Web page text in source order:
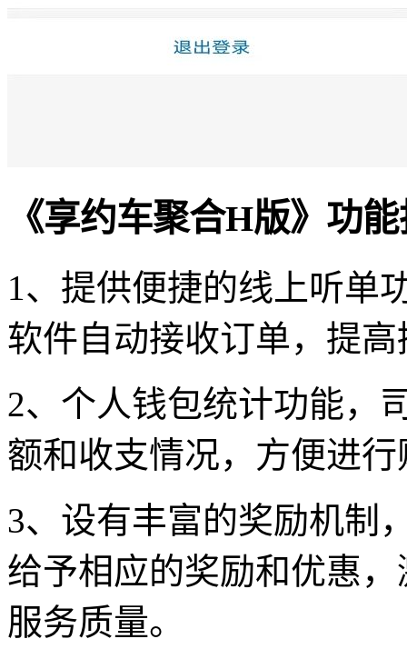
《享约车聚合H版》功
1、提供便捷的线上听单
软件自动接收订单，提
2、个人钱包统计功能，
额和收支情况，方便进
3、设有丰富的奖励机制
给予相应的奖励和优惠
服务质量。